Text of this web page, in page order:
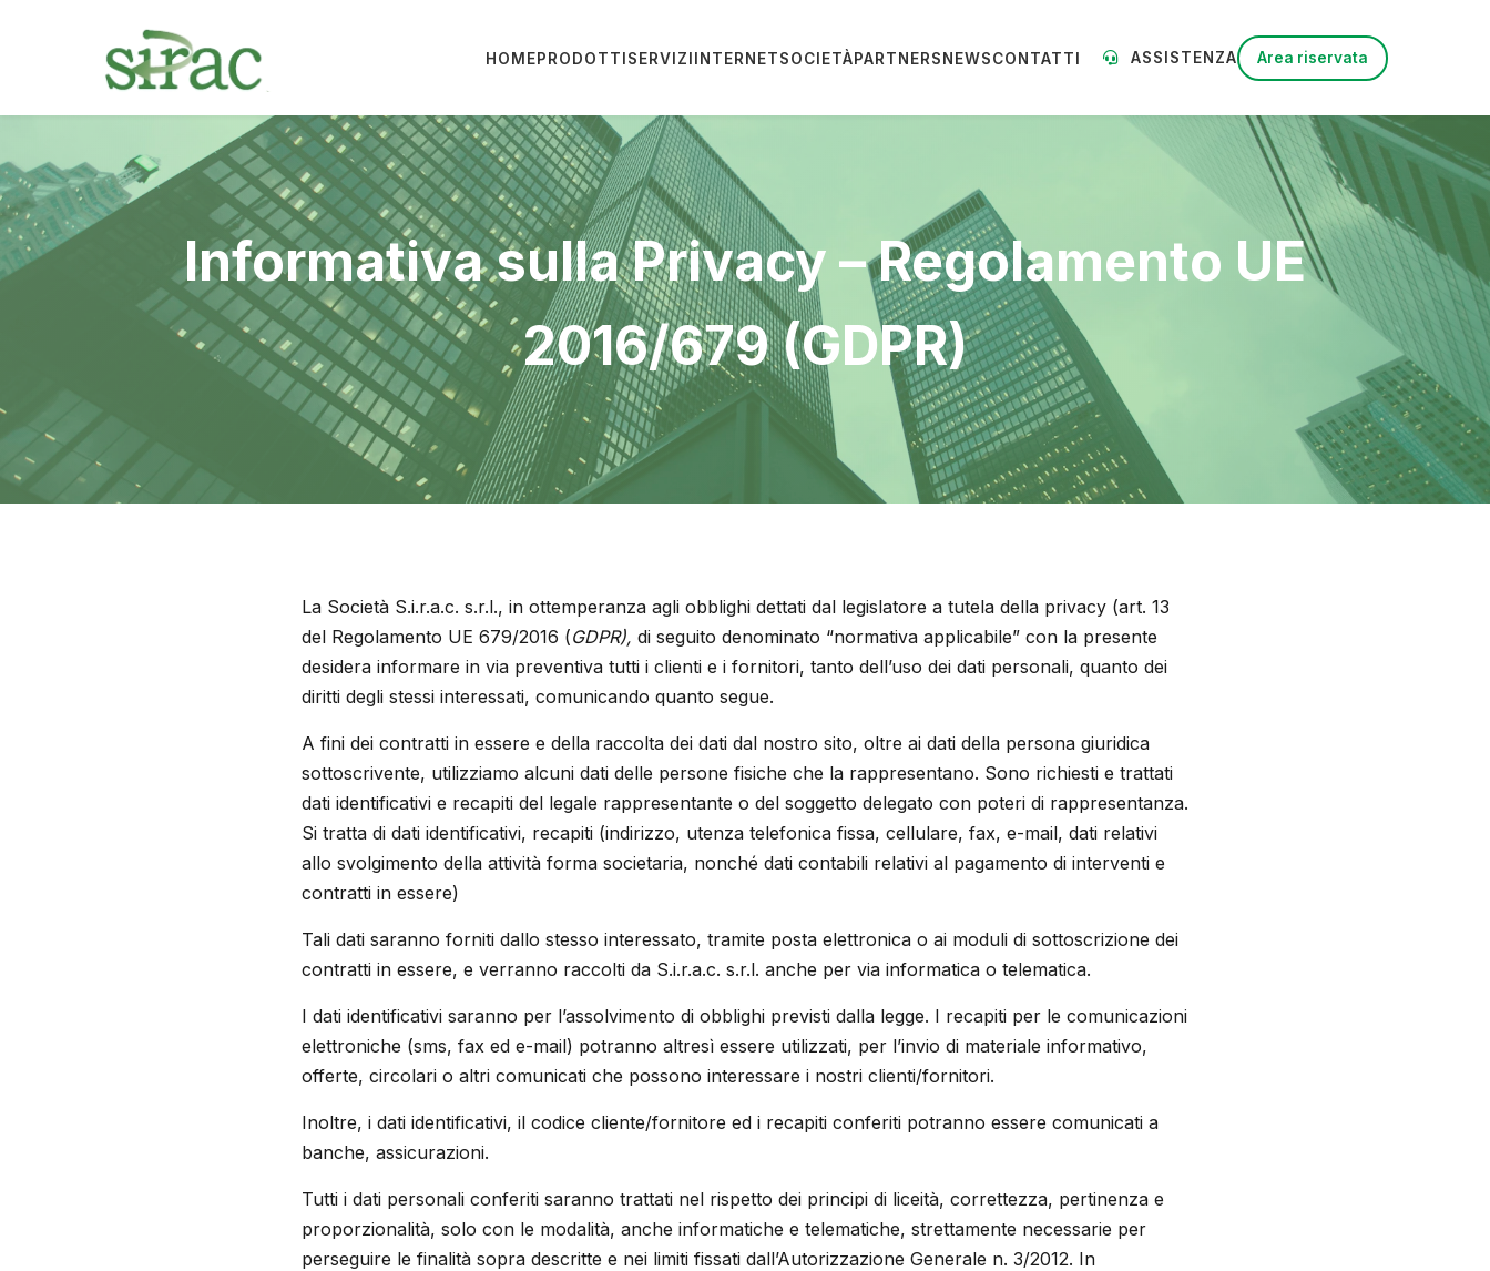
HOMEPRODOTTISERVIZIINTERNETSOCIETÀPARTNERSNEWSCONTATTI ASSISTENZA Area riservata
Informativa sulla Privacy – Regolamento UE
2016/679 (GDPR)
La Società S.i.r.a.c. s.r.l., in ottemperanza agli obblighi dettati dal legislatore a tutela della privacy (art. 13
del Regolamento UE 679/2016 (GDPR), di seguito denominato “normativa applicabile” con la presente
desidera informare in via preventiva tutti i clienti e i fornitori, tanto dell’uso dei dati personali, quanto dei
diritti degli stessi interessati, comunicando quanto segue.
A fini dei contratti in essere e della raccolta dei dati dal nostro sito, oltre ai dati della persona giuridica
sottoscrivente, utilizziamo alcuni dati delle persone fisiche che la rappresentano. Sono richiesti e trattati
dati identificativi e recapiti del legale rappresentante o del soggetto delegato con poteri di rappresentanza.
Si tratta di dati identificativi, recapiti (indirizzo, utenza telefonica fissa, cellulare, fax, e-mail, dati relativi
allo svolgimento della attività forma societaria, nonché dati contabili relativi al pagamento di interventi e
contratti in essere)
Tali dati saranno forniti dallo stesso interessato, tramite posta elettronica o ai moduli di sottoscrizione dei
contratti in essere, e verranno raccolti da S.i.r.a.c. s.r.l. anche per via informatica o telematica.
I dati identificativi saranno per l’assolvimento di obblighi previsti dalla legge. I recapiti per le comunicazioni
elettroniche (sms, fax ed e-mail) potranno altresì essere utilizzati, per l’invio di materiale informativo,
offerte, circolari o altri comunicati che possono interessare i nostri clienti/fornitori.
Inoltre, i dati identificativi, il codice cliente/fornitore ed i recapiti conferiti potranno essere comunicati a
banche, assicurazioni.
Tutti i dati personali conferiti saranno trattati nel rispetto dei principi di liceità, correttezza, pertinenza e
proporzionalità, solo con le modalità, anche informatiche e telematiche, strettamente necessarie per
perseguire le finalità sopra descritte e nei limiti fissati dall’Autorizzazione Generale n. 3/2012. In